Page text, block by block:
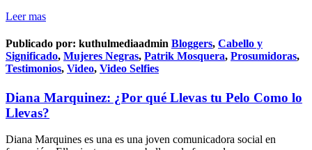
Leer mas
Publicado por: kuthulmediaadmin Bloggers, Cabello y
Significado, Mujeres Negras, Patrik Mosquera, Prosumidoras,
Testimonios, Video, Video Selfies
Diana Marquinez: ¿Por qué Llevas tu Pelo Como lo
Llevas?
Diana Marquines es una es una joven comunicadora social en